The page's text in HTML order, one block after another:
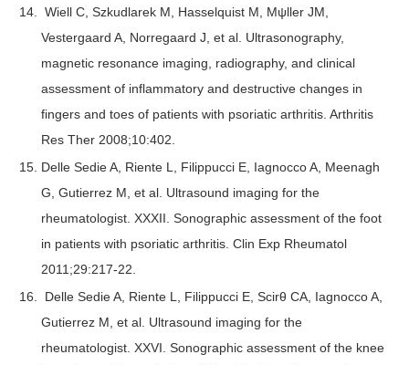
Wiell C, Szkudlarek M, Hasselquist M, Mψller JM,
Vestergaard A, Norregaard J, et al. Ultrasonography,
magnetic resonance imaging, radiography, and clinical
assessment of inflammatory and destructive changes in
fingers and toes of patients with psoriatic arthritis. Arthritis
Res Ther 2008;10:402.
Delle Sedie A, Riente L, Filippucci E, Iagnocco A, Meenagh
G, Gutierrez M, et al. Ultrasound imaging for the
rheumatologist. XXXII. Sonographic assessment of the foot
in patients with psoriatic arthritis. Clin Exp Rheumatol
2011;29:217-22.
Delle Sedie A, Riente L, Filippucci E, Scirθ CA, Iagnocco A,
Gutierrez M, et al. Ultrasound imaging for the
rheumatologist. XXVI. Sonographic assessment of the knee